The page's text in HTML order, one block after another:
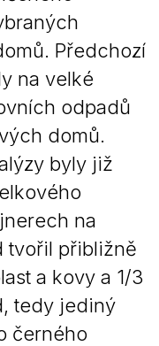
Předchozí
na velké
odpadů
domů.
byly již
na
tvořil přibližně
a kovy a 1/3
tedy jediný
černého